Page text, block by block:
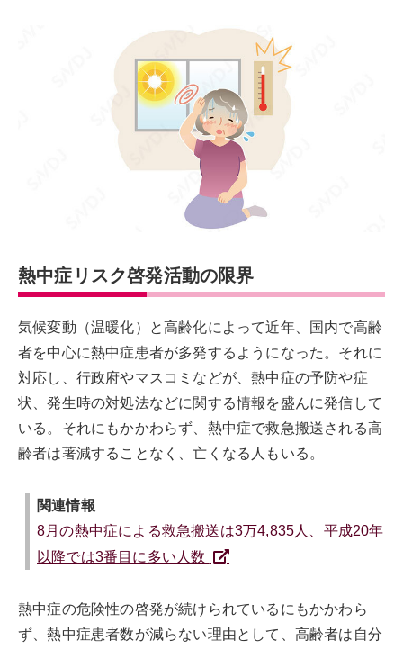
熱中症リスク啓発活動の限界
気候変動（温暖化）と高齢化によって近年、国内で高齢
者を中心に熱中症患者が多発するようになった。それに
対応し、行政府やマスコミなどが、熱中症の予防や症
状、発生時の対処法などに関する情報を盛んに発信して
いる。それにもかかわらず、熱中症で救急搬送される高
齢者は著減することなく、亡くなる人もいる。
関連情報
8月の熱中症による救急搬送は3万4,835人、平成20年
以降では3番目に多い人数
熱中症の危険性の啓発が続けられているにもかかわら
ず、熱中症患者数が減らない理由として、高齢者は自分